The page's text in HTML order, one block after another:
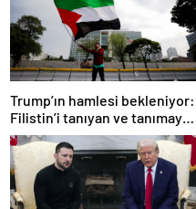
Trump’ın hamlesi bekleniyor:
Filistin’i tanıyan ve tanımayan
ülkeler hangileri?